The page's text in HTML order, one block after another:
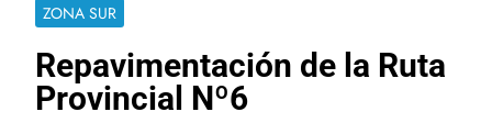
ZONA SUR
Repavimentación de la Ruta
Provincial Nº6